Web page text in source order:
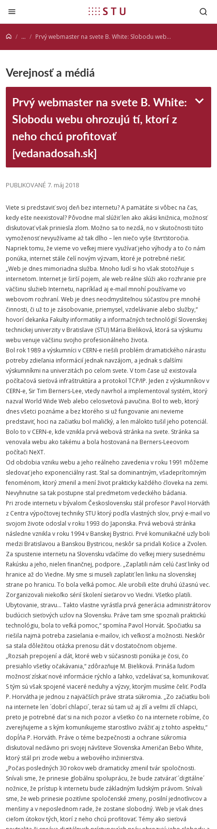
Prejsť na obsah
... Prvý webmaster na svete B. White: Slobodu webu ohrozujú tí, ktorí z neho chcú profitovať [vedanadosah.sk]
Verejnosť a médiá
Prvý webmaster na svete B. White:
Slobodu webu ohrozujú tí, ktorí z
neho chcú profitovať
[vedanadosah.sk]
PUBLIKOVANÉ 7. máj 2018
Viete si predstaviť svoj deň bez internetu? A pamätáte si vôbec na čas,
kedy ešte neexistoval? Pôvodne mal slúžiť len ako akási knižnica, možnosť
diskutovať však priniesla zlom. Možno sa to nezdá, no v skutočnosti túto
vymoženosť nevyužívame až tak dlho – len niečo vyše štvrťstoročia.
Napriek tomu, že vieme vo veľkej miere využívať jeho výhody a to čo nám
ponúka, internet stále čelí novým výzvam, ktoré je potrebné riešiť.
„Web je dnes mimoriadna služba. Mnoho ľudí si ho však stotožňuje s
internetom. Internet je širší pojem, ale web reálne slúži ako rozhranie pre
väčšinu služieb Internetu, napríklad aj e-mail mnohí používame vo
webovom rozhraní. Web je dnes neodmysliteľnou súčasťou pre mnohé
činnosti, či už to je zásobovanie, priemysel, vzdelávanie alebo služby,“
hovorí dekanka Fakulty informatiky a informačných technológií Slovenskej
technickej univerzity v Bratislave (STU) Mária Bieliková, ktorá sa výskumu
webu venuje väčšinu svojho profesionálneho života.
Bol rok 1989 a výskumníci v CERN-e riešili problém dramatického nárastu
potreby zdieľania informácií jednak navzájom, a jednak s ďalšími
výskumníkmi na univerzitách po celom svete. V tom čase už existovala
počítačová sieťová infraštruktúra a protokol TCP/IP. Jeden z výskumníkov v
CERN-e, Sir Tim Berners-Lee, vtedy navrhol a implementoval systém, ktorý
nazval World Wide Web alebo celosvetová pavučina. Bol to web, ktorý
dnes všetci poznáme a bez ktorého si už fungovanie ani nevieme
predstaviť, hoci na začiatku bol maličký, a len málokto tušil jeho potenciál.
Bolo to v CERN-e, kde vznikla prvá webová stránka na svete. Stránka sa
venovala webu ako takému a bola hostovaná na Berners-Leeovom
počítači NeXT.
Od obdobia vzniku webu a jeho reálneho zavedenia v roku 1991 môžeme
sledovať jeho exponenciálny rast. Stal sa dominantným, všadeprítomným
fenoménom, ktorý zmenil a mení život prakticky každého človeka na zemi.
Nevyhnutne sa tak postupne stal predmetom vedeckého bádania.
Pri zrode internetu v bývalom Československu stál profesor Pavol Horváth
z Centra výpočtovej techniky STU ktorý podľa vlastných slov, prvý e-mail vo
svojom živote odoslal v roku 1993 do Japonska. Prvá webová stránka
následne vznikla v roku 1994 v Banskej Bystrici. Prvé komunikačné uzly boli
medzi Bratislavou a Banskou Bystricou, neskôr sa pridali Košice a Zvolen.
Za spustenie internetu na Slovensku vďačíme do veľkej miery susednému
Rakúsku a jeho, nielen finančnej, podpore. „Zaplatili nám celú časť linky od
hranice až do Viedne. My sme si museli zaplatiť len linku na slovenskej
strane po hranicu. To bola veľká pomoc. Ale urobili ešte druhú úžasnú vec.
Zorganizovali niekoľko sérií školení sieťarov vo Viedni. Všetko platili.
Ubytovanie, stravu... Takto vlastne vyrástla prvá generácia administrátorov
budúcich sieťových uzlov na Slovensku. Práve tam sme spoznali praktickú
technológiu, bola to veľká pomoc,“ spomína Pavol Horvát. Spočiatku sa
riešila najmä potreba zasielania e-mailov, ich veľkosť a možnosti. Neskôr
sa stala dôležitou otázka prenosu dát v dostatočnom objeme.
„Rozsah prepojení a dát, ktoré web v súčasnosti ponúka je čosi, čo
presiahlo všetky očakávania,“ zdôrazňuje M. Bieliková. Prináša ľuďom
možnosť získať nové informácie rýchlo a ľahko, vzdelávať sa, komunikovať.
S tým sú však spojené viaceré neduhy a výzvy, ktorým musíme čeliť. Podľa
P. Horvátha je jednou z najväčších práve strata súkromia. „Zo začiatku boli
na internete len ´dobrí chlapci´, teraz sú tam už aj zlí a veľmi zlí chlapci,
preto je potrebné dať si na nich pozor a všetko čo na internete robíme, čo
zverejňujeme a s kým komunikujeme starostlivo zvážiť aj z tohto aspektu,“
dopĺňa P. Horváth. Práve o téme bezpečnosti a ochrane súkromia
diskutoval nedávno pri svojej návšteve Slovenska Američan Bebo White,
ktorý stál pri zrode webu a webového inžinierstva.
„Počas posledných 30 rokov web dramaticky zmenil tvár spoločnosti.
Snívali sme, že prinesie globálnu spoluprácu, že bude zatvárať ´digitálne´
nožnice, že prístup k internetu bude základným ľudským právom. Snívali
sme, že web prinesie pozitívne spoločenské zmeny, posilní jednotlivcov a
menšiny a v neposlednom rade, že zostane slobodný. Web je však dnes
cieľom útokov tých, ktorí z neho chcú profitovať. Témy ako sieťová